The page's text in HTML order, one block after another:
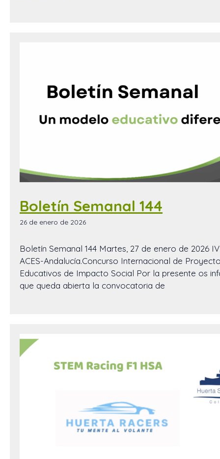
Boletín Semanal 144
26 de enero de 2026
Boletín Semanal 144 Martes, 27 de enero de 2026
ACES-Andalucía.Concurso Internacional de
Educativos de Impacto Social Por la presente os
que queda abierta la convocatoria de